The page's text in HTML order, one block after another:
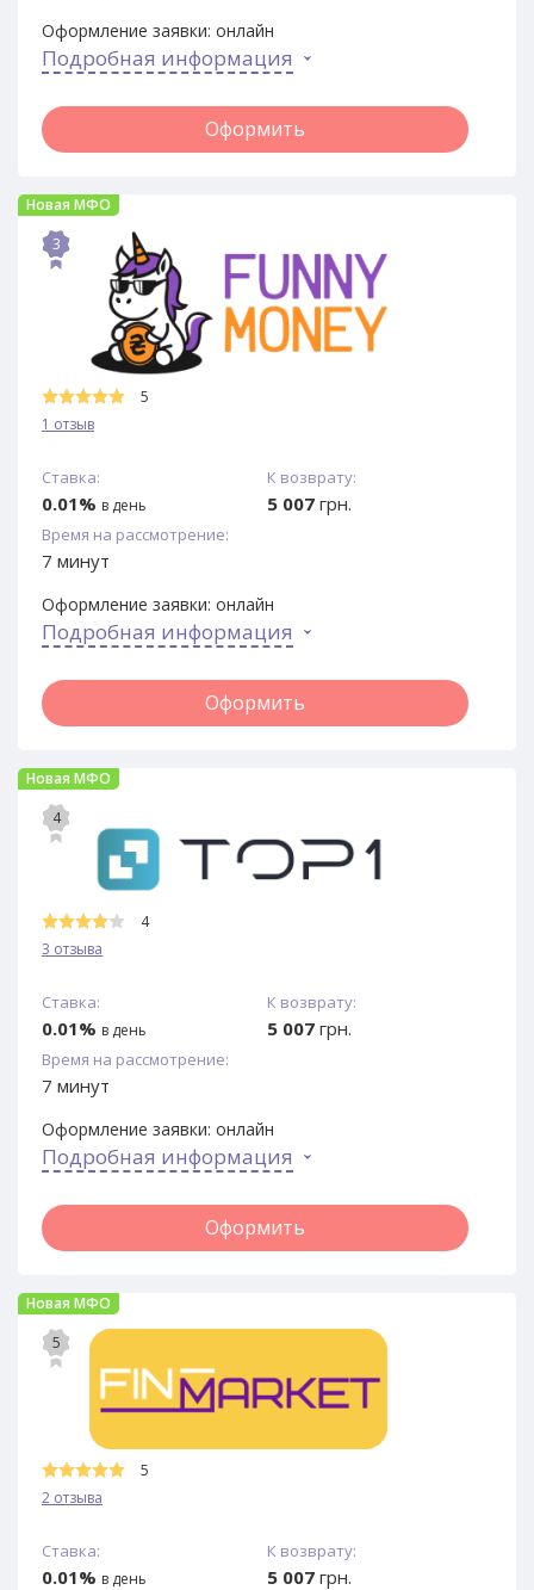
Оформление заявки: онлайн
Подробная информация
Оформить
Новая МФО
3
5
1 отзыв
Ставка:
0.01% в день
К возврату:
5 007 грн.
Время на рассмотрение:
7 минут
Оформление заявки: онлайн
Подробная информация
Оформить
Новая МФО
4
4
3 отзыва
Ставка:
0.01% в день
К возврату:
5 007 грн.
Время на рассмотрение:
7 минут
Оформление заявки: онлайн
Подробная информация
Оформить
Новая МФО
5
5
2 отзыва
Ставка:
0.01% в день
К возврату:
5 007 грн.